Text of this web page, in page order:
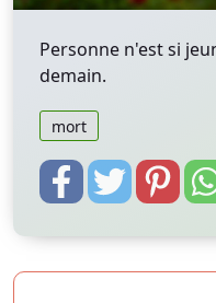
Personne n'est si
demain.
mort